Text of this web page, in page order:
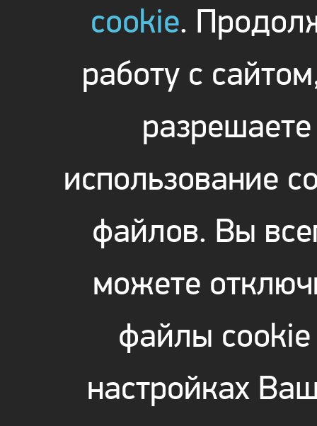
cookie.
работу с
разрешаете
использование
файлов. Вы
можете
файлы cookie
настройках